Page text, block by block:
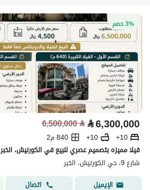
3% خصم
⃁6,300,000
⃁
6,500,000
10+
10+
840 م2
فيلا مميزه بتصميم عصري للبيع في الكورنيش، الخبر
شارع 9، حي الكورنيش، الخبر
الإيميل
اتصال